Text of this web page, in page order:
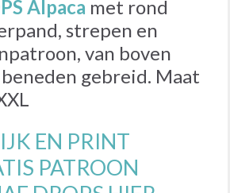
Alpaca met rond
strepen en
van boven
gebreid. Maat
EN PRINT
PATROON